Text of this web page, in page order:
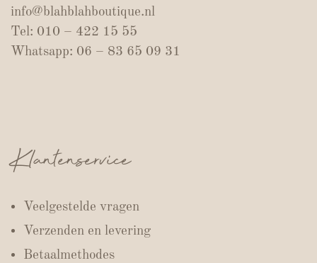
info@blahblahboutique.nl
Tel: 010 – 422 15 55
Whatsapp: 06 – 83 65 09 31
Klantenservice
Veelgestelde vragen
Verzenden en levering
Betaalmethodes